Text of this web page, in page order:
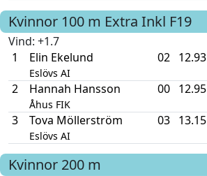
Kvinnor 100 m Extra Inkl F19
Vind: +1.7
1
Elin Ekelund
Eslövs AI
02 12.93
2 Hannah Hansson
Åhus FIK
00 12.95
3 Tova Möllerström
Eslövs AI
03 13.15
Kvinnor 200 m